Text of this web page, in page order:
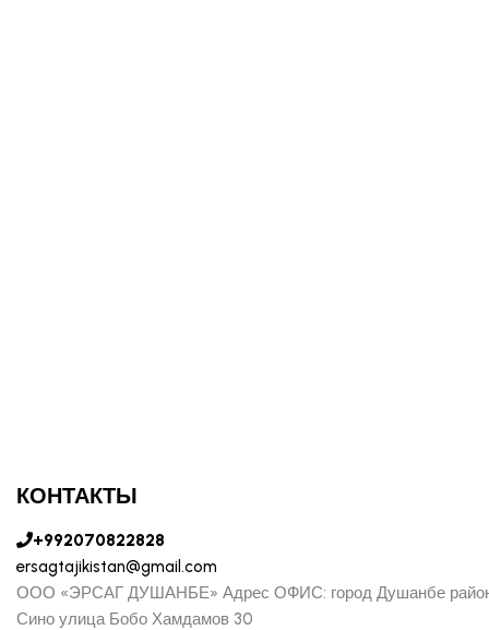
КОНТАКТЫ
+992070822828
ersagtajikistan@gmail.com
ООО «ЭРСАГ ДУШАНБЕ» Адрес ОФИС: город Душанбе
Сино улица Бобо Хамдамов 30